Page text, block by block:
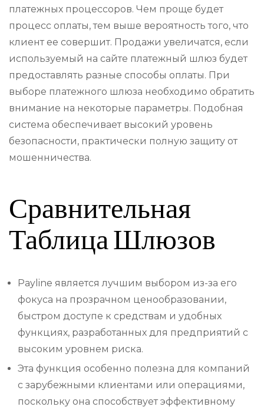
платежных процессоров. Чем проще будет
процесс оплаты, тем выше вероятность того, что
клиент ее совершит. Продажи увеличатся, если
используемый на сайте платежный шлюз будет
предоставлять разные способы оплаты. При
выборе платежного шлюза необходимо обратить
внимание на некоторые параметры. Подобная
система обеспечивает высокий уровень
безопасности, практически полную защиту от
мошенничества.
Сравнительная
Таблица Шлюзов
Payline является лучшим выбором из-за его
фокуса на прозрачном ценообразовании,
быстром доступе к средствам и удобных
функциях, разработанных для предприятий с
высоким уровнем риска.
Эта функция особенно полезна для компаний
с зарубежными клиентами или операциями,
поскольку она способствует эффективному